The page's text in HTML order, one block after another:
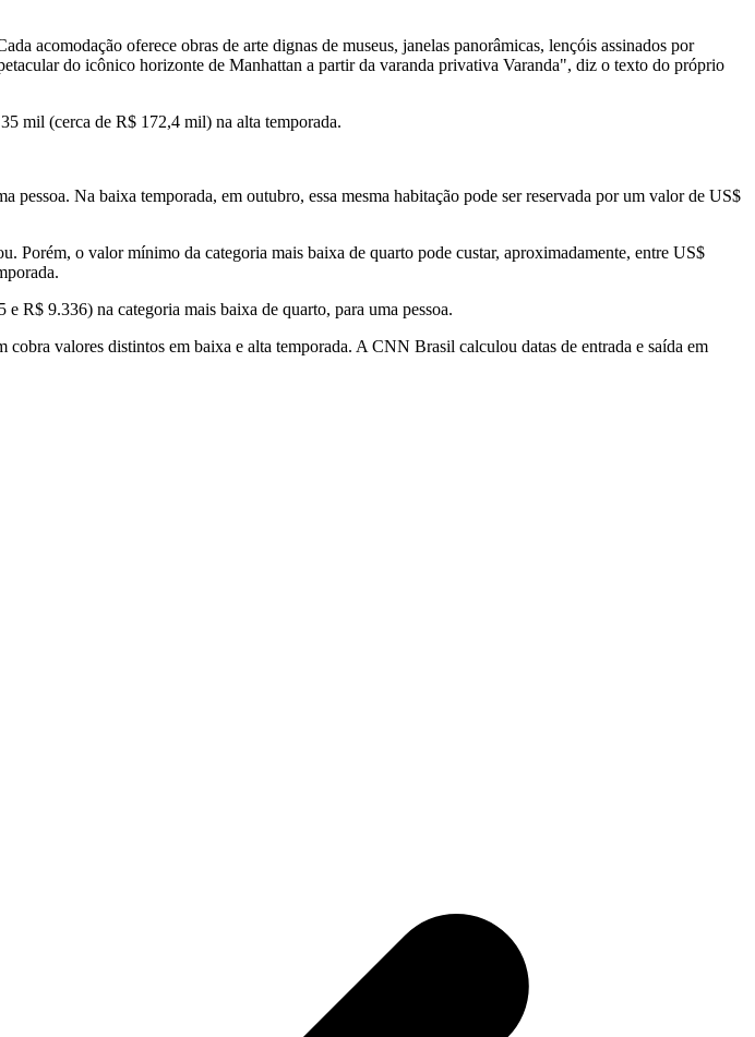
acomodação oferece obras de arte dignas de museus, janelas panorâmicas, lençóis assinados por
do icônico horizonte de Manhattan a partir da varanda privativa Varanda", diz o texto do próprio
mil (cerca de R$ 172,4 mil) na alta temporada.
Na baixa temporada, em outubro, essa mesma habitação pode ser reservada por um valor de US$
Porém, o valor mínimo da categoria mais baixa de quarto pode custar, aproximadamente, entre US$
R$ 9.336) na categoria mais baixa de quarto, para uma pessoa.
valores distintos em baixa e alta temporada. A CNN Brasil calculou datas de entrada e saída em